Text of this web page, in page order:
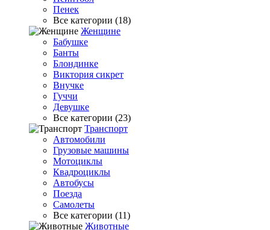
Пенек
Все категории (18)
Женщине
Бабушке
Банты
Блондинке
Виктория сикрет
Внучке
Гуччи
Девушке
Все категории (23)
Транспорт
Автомобили
Грузовые машины
Мотоциклы
Квадроциклы
Автобусы
Поезда
Самолеты
Все категории (11)
Животные